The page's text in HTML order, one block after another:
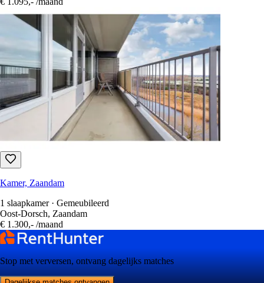
Kamer, Zaandam
1 slaapkamer · Gemeubileerd
Oost-Dorsch, Zaandam
€ 1.300,- /maand
Stop met verversen, ontvang dagelijks matches